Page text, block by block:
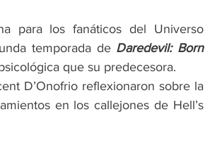
para los fanáticos del Universo
temporada de Daredevil: Born
que su predecesora.
D’Onofrio reflexionaron sobre la
en los callejones de Hell’s